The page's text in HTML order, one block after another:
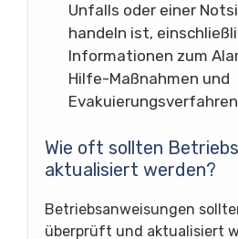
Unfalls oder einer
handeln ist,
Informationen zum
Hilfe-Maßnahmen und
Wie oft sollten
aktualisiert werden?
Betriebsanweisungen
überprüft und aktualisiert